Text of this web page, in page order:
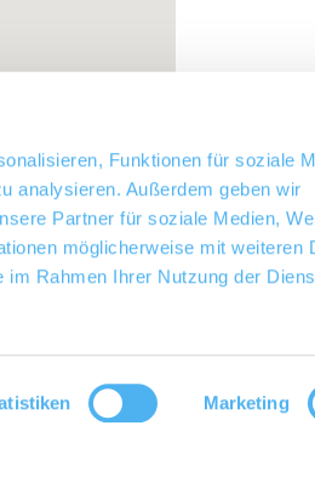
Funktionen für soziale
analysieren. Außerdem geben wir
Partner für soziale Medien,
möglicherweise mit weiteren
Rahmen Ihrer Nutzung der
Marketing